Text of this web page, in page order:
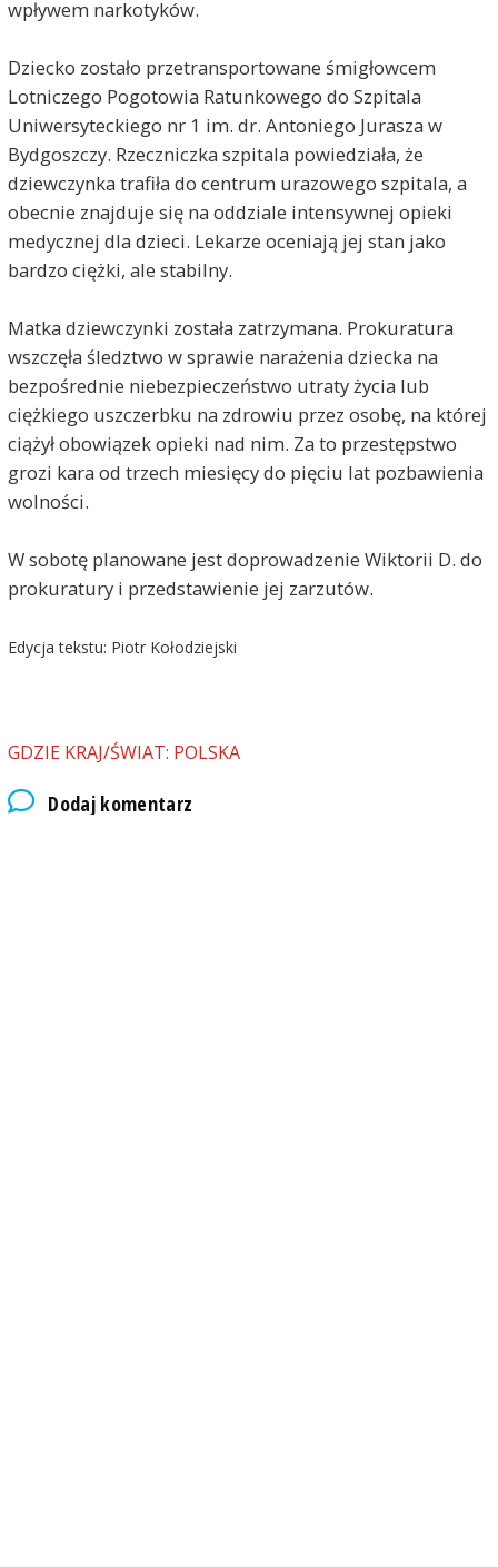
wpływem narkotyków.
Dziecko zostało przetransportowane śmigłowcem
Lotniczego Pogotowia Ratunkowego do Szpitala
Uniwersyteckiego nr 1 im. dr. Antoniego Jurasza w
Bydgoszczy. Rzeczniczka szpitala powiedziała, że
dziewczynka trafiła do centrum urazowego szpitala, a
obecnie znajduje się na oddziale intensywnej opieki
medycznej dla dzieci. Lekarze oceniają jej stan jako
bardzo ciężki, ale stabilny.
Matka dziewczynki została zatrzymana. Prokuratura
wszczęła śledztwo w sprawie narażenia dziecka na
bezpośrednie niebezpieczeństwo utraty życia lub
ciężkiego uszczerbku na zdrowiu przez osobę, na której
ciążył obowiązek opieki nad nim. Za to przestępstwo
grozi kara od trzech miesięcy do pięciu lat pozbawienia
wolności.
W sobotę planowane jest doprowadzenie Wiktorii D. do
prokuratury i przedstawienie jej zarzutów.
Edycja tekstu: Piotr Kołodziejski
GDZIE KRAJ/ŚWIAT: POLSKA
Dodaj komentarz